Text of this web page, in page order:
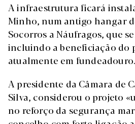
A infraestrutura ficará
Minho, num antigo hangar
Socorros a Náufragos, que
incluindo a beneficiação do
atualmente em fundeadouro.
A presidente da Câmara de
Silva, considerou o projeto
no reforço da segurança